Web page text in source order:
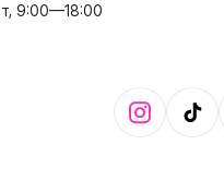
9:00—18:00